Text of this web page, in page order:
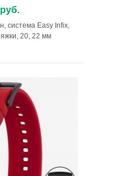
система Easy Infix,
20, 22 мм